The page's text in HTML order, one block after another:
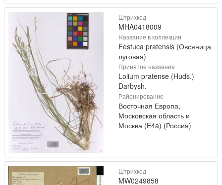
Штрихкод
MHA0418009
Название в коллекции
Festuca pratensis (Овсяница
луговая)
Принятое название
Lolium pratense (Huds.)
Darbysh.
Районирование
Восточная Европа,
Московская область и
Москва (E4a) (Россия)
Штрихкод
MW0249858